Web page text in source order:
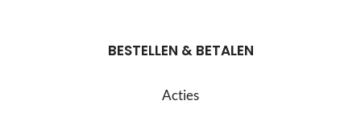
BESTELLEN & BETALEN
Acties